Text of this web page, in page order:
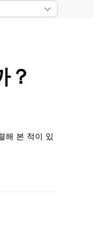
？
해 본 적이 있